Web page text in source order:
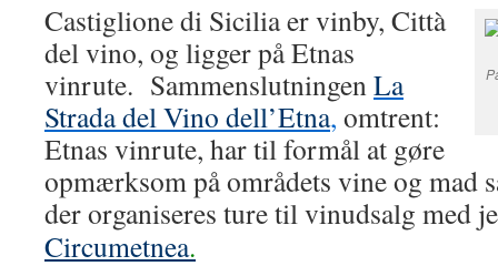
Castiglione di Sicilia er vinby, Città
del vino, og ligger på Etnas
vinrute. SammenslutningenLa
Strada del Vino dell’Etna, omtrent:
Etnas vinrute, har til formål at gøre
opmærksom på områdets vine og mad
der organiseres ture til vinudsalg med
Circumetnea.